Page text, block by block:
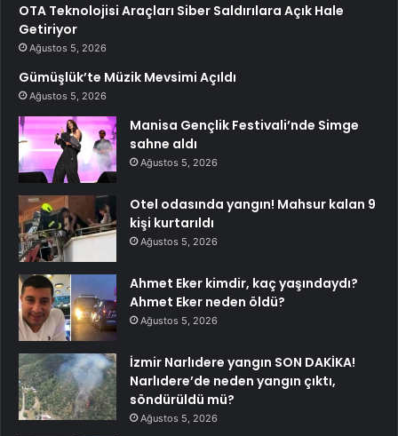
OTA Teknolojisi Araçları Siber Saldırılara Açık Hale
Getiriyor
Ağustos 5, 2026
Gümüşlük’te Müzik Mevsimi Açıldı
Ağustos 5, 2026
Manisa Gençlik Festivali’nde Simge
sahne aldı
Ağustos 5, 2026
Otel odasında yangın! Mahsur kalan 9
kişi kurtarıldı
Ağustos 5, 2026
Ahmet Eker kimdir, kaç yaşındaydı?
Ahmet Eker neden öldü?
Ağustos 5, 2026
İzmir Narlıdere yangın SON DAKİKA!
Narlıdere’de neden yangın çıktı,
söndürüldü mü?
Ağustos 5, 2026